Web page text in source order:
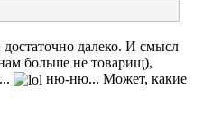
далеко. И смысл
больше не товарищ),
ню-ню... Может, какие